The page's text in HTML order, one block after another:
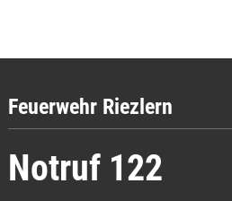
Feuerwehr Riezlern
Notruf 122